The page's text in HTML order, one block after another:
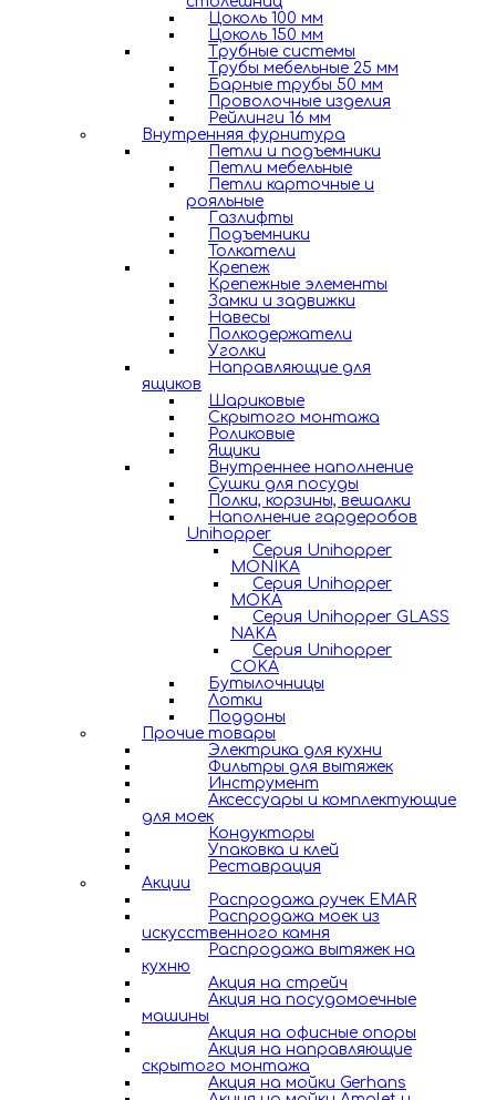
Цоколь 100 мм
Цоколь 150 мм
Трубные системы
Трубы мебельные 25 мм
Барные трубы 50 мм
Проволочные изделия
Рейлинги 16 мм
Внутренняя фурнитура
Петли и подъемники
Петли мебельные
Петли карточные и
рояльные
Газлифты
Подъемники
Толкатели
Крепеж
Крепежные элементы
Замки и задвижки
Навесы
Полкодержатели
Уголки
Направляющие для
ящиков
Шариковые
Скрытого монтажа
Роликовые
Ящики
Внутреннее наполнение
Сушки для посуды
Полки, корзины, вешалки
Наполнение гардеробов
Unihopper
Серия Unihopper
MONIKA
Серия Unihopper
MOKA
Серия Unihopper GLASS
NAKA
Серия Unihopper
COKA
Бутылочницы
Лотки
Поддоны
Прочие товары
Электрика для кухни
Фильтры для вытяжек
Инструмент
Аксессуары и комплектующие
для моек
Кондукторы
Упаковка и клей
Реставрация
Акции
Распродажа ручек EMAR
Распродажа моек из
искусственного камня
Распродажа вытяжек на
кухню
Акция на стрейч
Акция на посудомоечные
машины
Акция на офисные опоры
Акция на направляющие
скрытого монтажа
Акция на мойки Gerhans